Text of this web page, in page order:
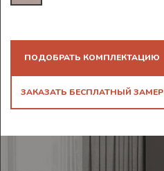
ПОДОБРАТЬ КОМПЛЕКТАЦИЮ
ЗАКАЗАТЬ БЕСПЛАТНЫЙ ЗАМЕР